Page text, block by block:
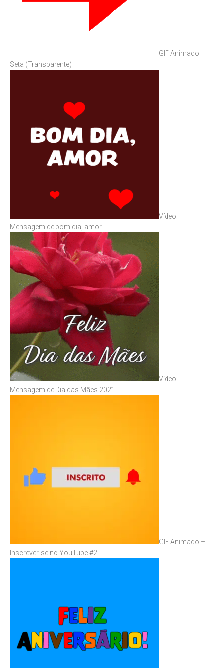
GIF Animado –
Seta (Transparente)
Vídeo:
Mensagem de bom dia, amor
Vídeo:
Mensagem de Dia das Mães 2021
GIF Animado –
Inscrever-se no YouTube #2…